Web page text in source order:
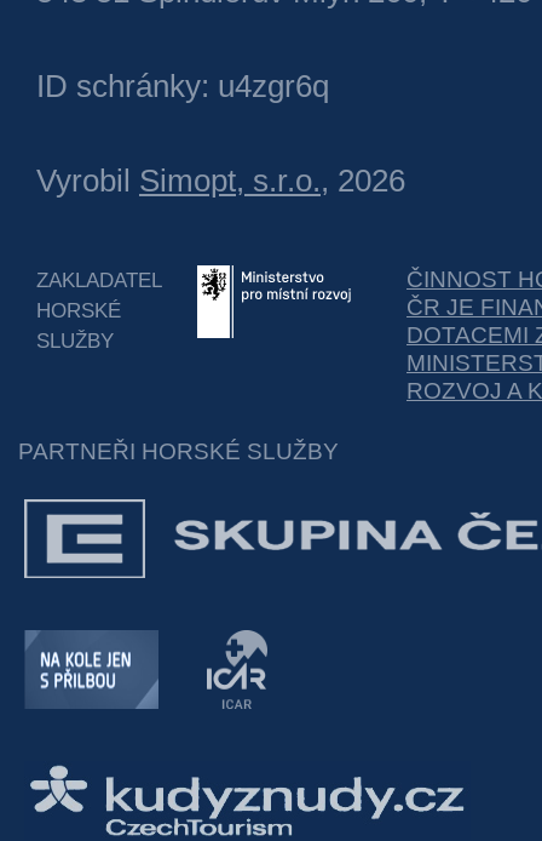
ID schránky: u4zgr6q
Vyrobil Simopt, s.r.o., 2026
ZAKLADATEL
HORSKÉ
SLUŽBY
ČINNOST
ČR JE
DOTACEMI
ROZVOJ A
PARTNEŘI HORSKÉ SLUŽBY